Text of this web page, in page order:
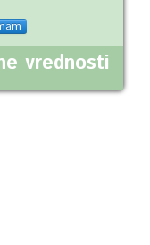
vrednosti